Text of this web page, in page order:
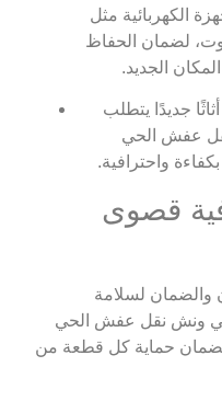
الكهربائية مثل
لضمان الحفاظ
الجديد.
جديدًا يتطلب
عفش الحي
واحترافية.
قصوى
والضمان لسلامة
في ونش نقل عفش الحي
لضمان حماية كل قطعة من